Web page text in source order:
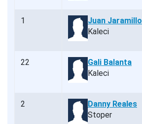
1
Juan Jaramillo
Kaleci
22
Gali Balanta
Kaleci
2
Danny Reales
Stoper